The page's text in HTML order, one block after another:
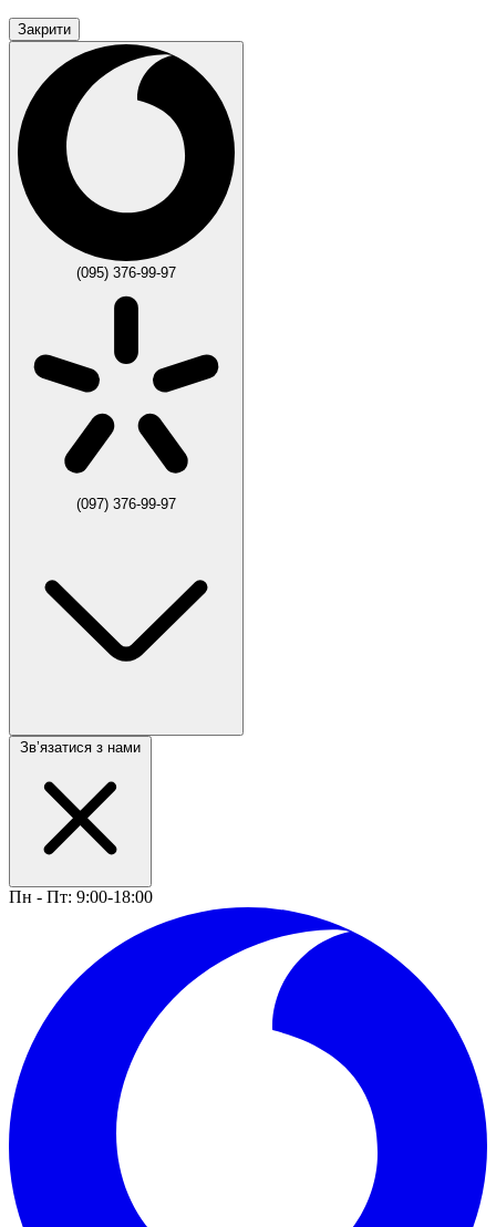
Закрити
(095) 376-99-97
(097) 376-99-97
Звʼязатися з нами
Пн - Пт: 9:00-18:00